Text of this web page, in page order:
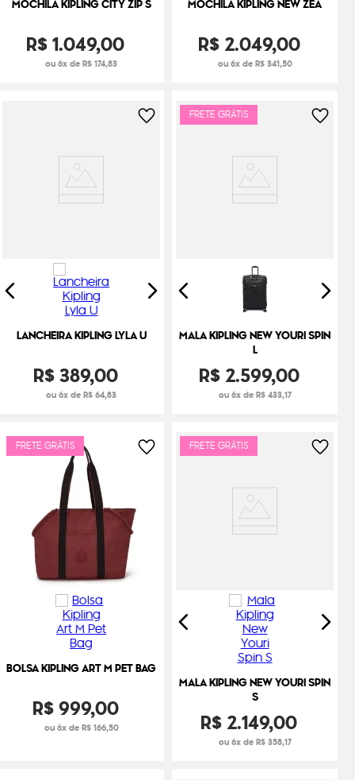
MOCHILA KIPLING CITY ZIP S
R$1.049,00
ou 6x de R$ 174,83
MOCHILA KIPLING NEW ZEA
R$2.049,00
ou 6x de R$ 341,50
LANCHEIRA KIPLING LYLA U
R$389,00
ou 6x de R$ 64,83
FRETE GRÁTIS
MALA KIPLING NEW YOURI SPIN
L
R$2.599,00
ou 6x de R$ 433,17
FRETE GRÁTIS
BOLSA KIPLING ART M PET BAG
R$999,00
ou 6x de R$ 166,50
FRETE GRÁTIS
MALA KIPLING NEW YOURI SPIN
S
R$2.149,00
ou 6x de R$ 358,17